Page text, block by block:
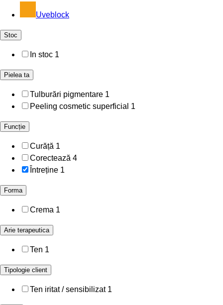
Uveblock
Stoc
In stoc 1
Pielea ta
Tulburări pigmentare 1
Peeling cosmetic superficial 1
Funcție
Curăță 1
Corectează 4
Întreține 1
Forma
Crema 1
Arie terapeutica
Ten 1
Tipologie client
Ten iritat / sensibilizat 1